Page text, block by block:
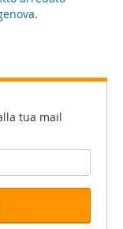
.
tua mail